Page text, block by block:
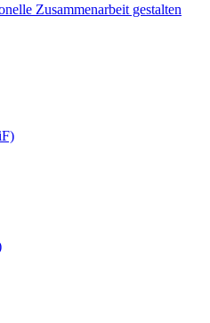
Zusammenarbeit gestalten